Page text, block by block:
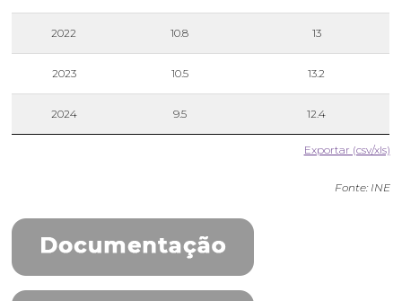
2022 10.8 13
2023 10.5 13.2
2024 9.5 12.4
Exportar (csv/xls)
Fonte: INE